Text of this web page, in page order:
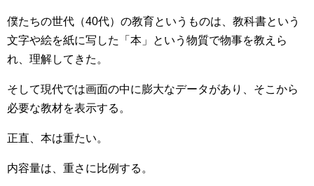
僕たちの世代（40代）の教育というものは、教科書という
文字や絵を紙に写した「本」という物質で物事を教えら
れ、理解してきた。
そして現代では画面の中に膨大なデータがあり、そこから
必要な教材を表示する。
正直、本は重たい。
内容量は、重さに比例する。